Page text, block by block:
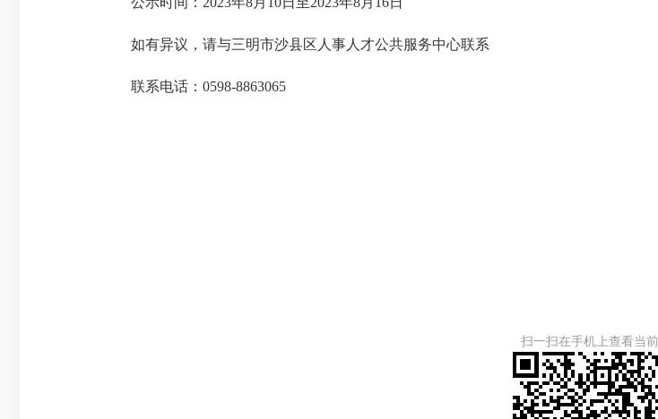
如有异议，请与三明市沙县区人事人才公共服务中心联系
联系电话：0598-8863065
扫一扫在手机上查看当